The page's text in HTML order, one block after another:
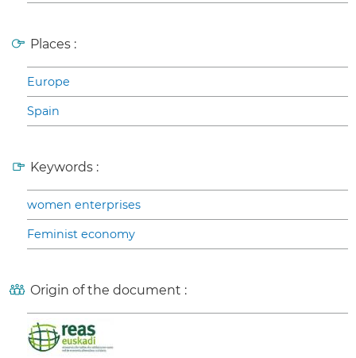
Places :
Europe
Spain
Keywords :
women enterprises
Feminist economy
Origin of the document :